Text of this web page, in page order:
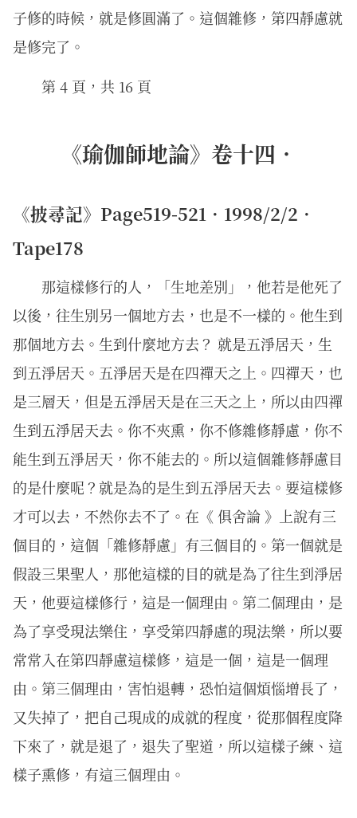
子修的時候，就是修圓滿了。這個雜修，第四靜慮就
是修完了。
第 4 頁，共 16 頁
《瑜伽師地論》卷十四．
《披尋記》Page519-521．1998/2/2．
Tape178
那這樣修行的人，「生地差別」，他若是他死了
以後，往生別另一個地方去，也是不一樣的。他生到
那個地方去。生到什麼地方去？ 就是五淨居天，生
到五淨居天。五淨居天是在四禪天之上。四禪天，也
是三層天，但是五淨居天是在三天之上，所以由四禪
生到五淨居天去。你不夾熏，你不修雜修靜慮，你不
能生到五淨居天，你不能去的。所以這個雜修靜慮目
的是什麼呢？就是為的是生到五淨居天去。要這樣修
才可以去，不然你去不了。在《 俱舍論 》上說有三
個目的，這個「雜修靜慮」有三個目的。第一個就是
假設三果聖人，那他這樣的目的就是為了往生到淨居
天，他要這樣修行，這是一個理由。第二個理由，是
為了享受現法樂住，享受第四靜慮的現法樂，所以要
常常入在第四靜慮這樣修，這是一個，這是一個理
由。第三個理由，害怕退轉，恐怕這個煩惱增長了，
又失掉了，把自己現成的成就的程度，從那個程度降
下來了，就是退了，退失了聖道，所以這樣子練、這
樣子熏修，有這三個理由。